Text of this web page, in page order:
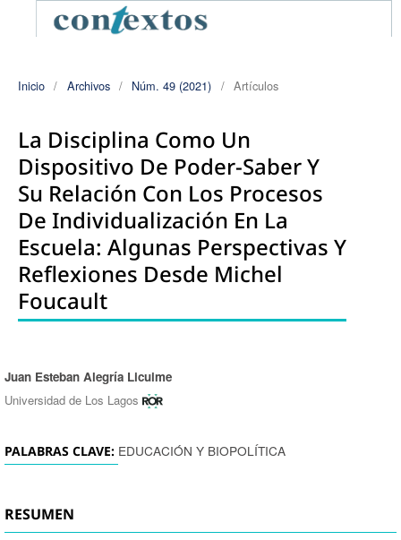
Inicio / Archivos / Núm. 49 (2021) / Artículos
La Disciplina Como Un
Dispositivo De Poder-Saber Y
Su Relación Con Los Procesos
De Individualización En La
Escuela: Algunas Perspectivas Y
Reflexiones Desde Michel
Foucault
Autores/as
Juan Esteban Alegría Licuime
Universidad de Los Lagos
PALABRAS CLAVE: EDUCACIÓN Y BIOPOLÍTICA
RESUMEN